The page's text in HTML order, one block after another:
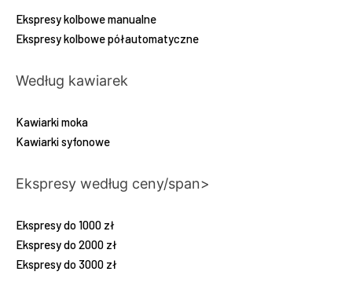
Ekspresy kolbowe manualne
Ekspresy kolbowe półautomatyczne
Według kawiarek
Kawiarki moka
Kawiarki syfonowe
Ekspresy według ceny/span>
Ekspresy do 1000 zł
Ekspresy do 2000 zł
Ekspresy do 3000 zł